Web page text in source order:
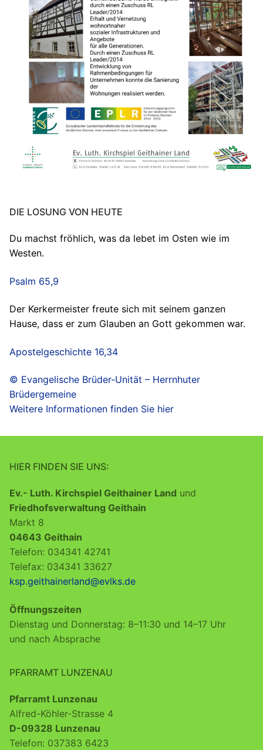
DIE LOSUNG VON HEUTE
Du machst fröhlich, was da lebet im Osten wie im
Westen.
Psalm 65,9
Der Kerkermeister freute sich mit seinem ganzen
Hause, dass er zum Glauben an Gott gekommen war.
Apostelgeschichte 16,34
© Evangelische Brüder-Unität – Herrnhuter
Brüdergemeine
Weitere Informationen finden Sie hier
HIER FINDEN SIE UNS:
Ev.- Luth. Kirchspiel Geithainer Land und
Friedhofsverwaltung Geithain
Markt 8
04643 Geithain
Telefon: 034341 42741
Telefax: 034341 33627
ksp.geithainerland@evlks.de
Öffnungszeiten
Dienstag und Donnerstag: 8–11:30 und 14–17 Uhr
und nach Absprache
PFARRAMT LUNZENAU
Pfarramt Lunzenau
Alfred-Köhler-Strasse 4
D-09328 Lunzenau
Telefon: 037383 6423